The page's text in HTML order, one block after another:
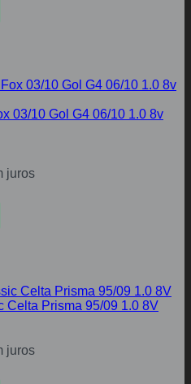
03/10 Gol G4 06/10 1.0 8v
juros
Celta Prisma 95/09 1.0 8V
juros